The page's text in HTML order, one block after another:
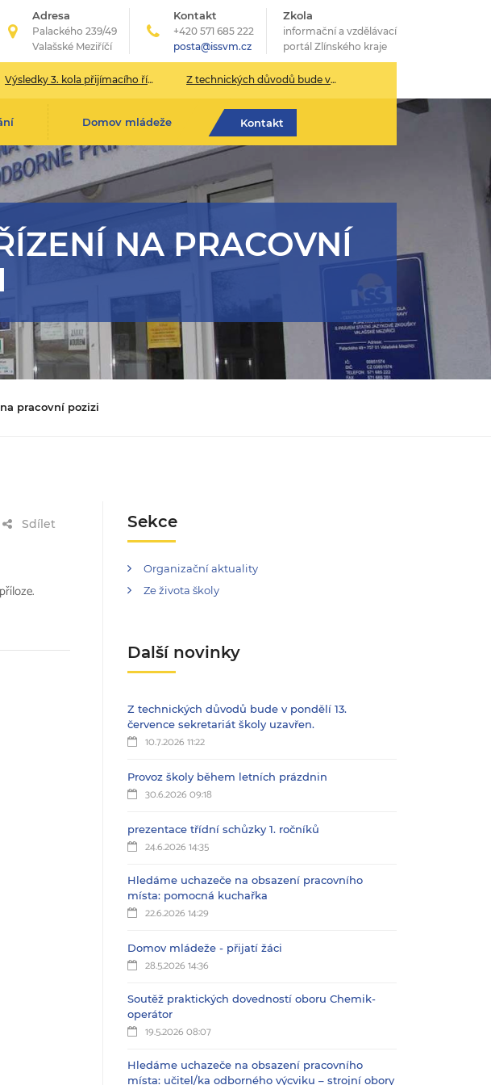
Adresa
Palackého 239/49
Valašské Meziříčí
Kontakt
+420 571 685 222
posta@issvm.cz
Zkola
informační a vzdělávací
portál Zlínského kraje
Výsledky 3. kola přijímacího řízení pro školní rok 2026/2027 Z technických důvodů bude v pondělí 13. července sekretariát školy uzavřen.
Domov mládeže Kontakt
NA PRACOVNÍ
pracovní pozizi
Sdílet Sekce
Organizační aktuality
Ze života školy
Další novinky
Z technických důvodů bude v pondělí 13.
července sekretariát školy uzavřen.
10.7.2026 11:22
Provoz školy během letních prázdnin
30.6.2026 09:18
prezentace třídní schůzky 1. ročníků
24.6.2026 14:35
Hledáme uchazeče na obsazení pracovního
místa: pomocná kuchařka
22.6.2026 14:29
Domov mládeže - přijatí žáci
28.5.2026 14:36
Soutěž praktických dovedností oboru Chemik-
operátor
19.5.2026 08:07
Hledáme uchazeče na obsazení pracovního
místa: učitel/ka odborného výcviku – strojní obory